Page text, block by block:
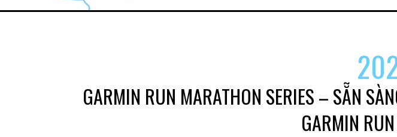
GARMIN RUN MARATHON SERIES – SẴN
GARMIN